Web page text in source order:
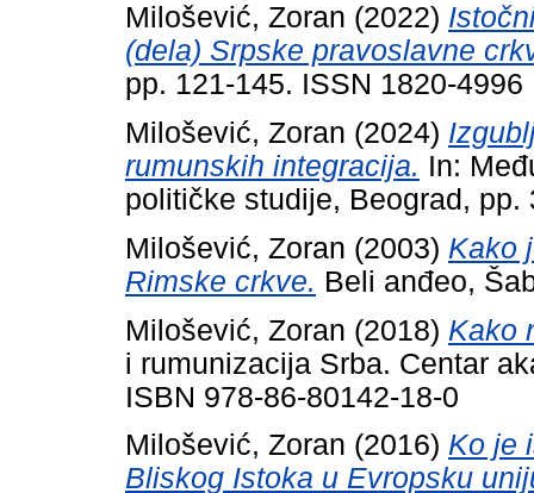
Milošević, Zoran (2022)
(dela) Srpske pravoslavne
pp. 121-145. ISSN 1820-4996
Milošević, Zoran (2024)
rumunskih integracija. In:
političke studije, Beograd, pp.
Milošević, Zoran (2003) Kako
Rimske crkve. Beli anđeo,
Milošević, Zoran (2018) Kako
i rumunizacija Srba. Centar
ISBN 978-86-80142-18-0
Milošević, Zoran (2016) Ko je
Bliskog Istoka u Evropsku